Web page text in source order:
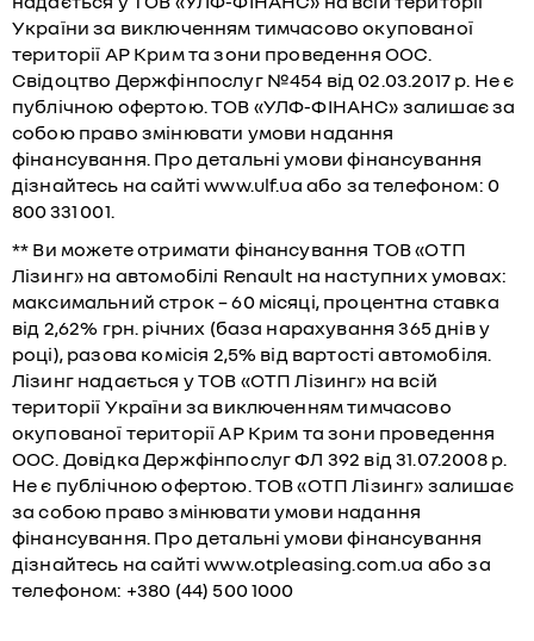
України за виключенням тимчасово окупованої
території АР Крим та зони проведення ООС.
Свідоцтво Держфінпослуг №454 від 02.03.2017 р. Не є
публічною офертою. ТОВ «УЛФ-ФІНАНС» залишає за
собою право змінювати умови надання
фінансування. Про детальні умови фінансування
дізнайтесь на сайті www.ulf.ua або за телефоном: 0
800 331 001.
** Ви можете отримати фінансування ТОВ «ОТП
Лізинг» на автомобілі Renault на наступних умовах:
максимальний строк – 60 місяці, процентна ставка
від 2,62% грн. річних (база нарахування 365 днів у
році), разова комісія 2,5% від вартості автомобіля.
Лізинг надається у ТОВ «ОТП Лізинг» на всій
території України за виключенням тимчасово
окупованої території АР Крим та зони проведення
ООС. Довідка Держфінпослуг ФЛ 392 від 31.07.2008 р.
Не є публічною офертою. ТОВ «ОТП Лізинг» залишає
за собою право змінювати умови надання
фінансування. Про детальні умови фінансування
дізнайтесь на сайті www.otpleasing.com.ua або за
телефоном: +380 (44) 500 1000